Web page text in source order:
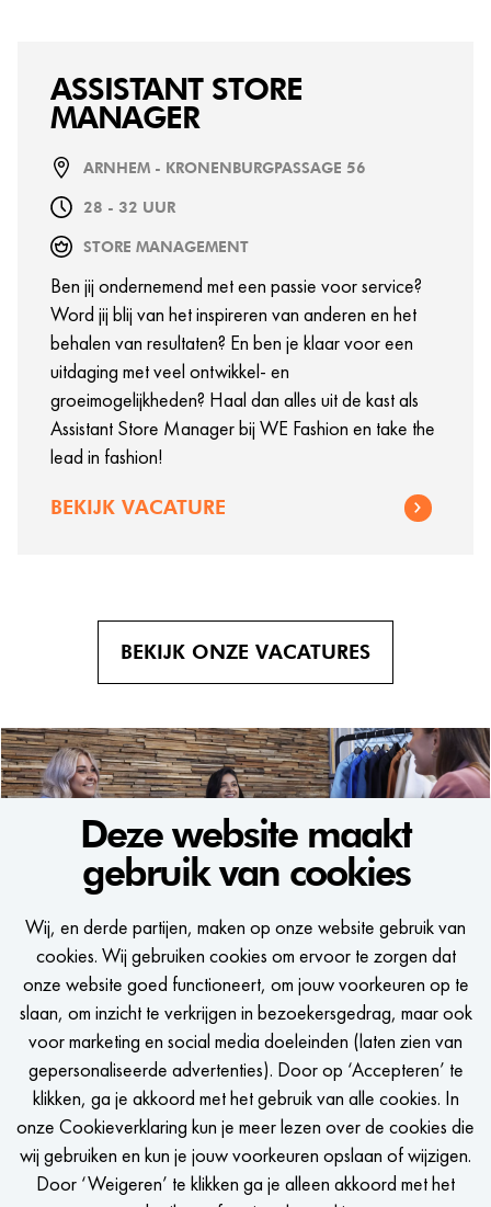
Deze website maakt
gebruik van cookies
Wij, en derde partijen, maken op onze website gebruik van
cookies. Wij gebruiken cookies om ervoor te zorgen dat
onze website goed functioneert, om jouw voorkeuren op te
slaan, om inzicht te verkrijgen in bezoekersgedrag, maar ook
voor marketing en social media doeleinden (laten zien van
gepersonaliseerde advertenties). Door op ‘Accepteren’ te
klikken, ga je akkoord met het gebruik van alle cookies. In
onze Cookieverklaring kun je meer lezen over de cookies die
wij gebruiken en kun je jouw voorkeuren opslaan of wijzigen.
Door ‘Weigeren’ te klikken ga je alleen akkoord met het
Voornaam
Achternaam
E-mailadres
Telefoonnummer (optioneel)
LinkedIn URL
Upload je CV
ASSISTANT STORE
MANAGER
ARNHEM - KRONENBURGPASSAGE 56
28 - 32 UUR
STORE MANAGEMENT
Ben jij ondernemend met een passie voor service?
Word jij blij van het inspireren van anderen en het
behalen van resultaten? En ben je klaar voor een
uitdaging met veel ontwikkel- en
groeimogelijkheden? Haal dan alles uit de kast als
Assistant Store Manager bij WE Fashion en take the
lead in fashion!
BEKIJK VACATURE
BEKIJK ONZE VACATURES
WE WOULD LIKE TO KEEP
IN TOUCH
Een seintje krijgen als er een passende vacature is?
STEL JOB ALERT IN